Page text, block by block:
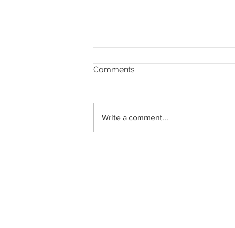
Comments
Write a comment...